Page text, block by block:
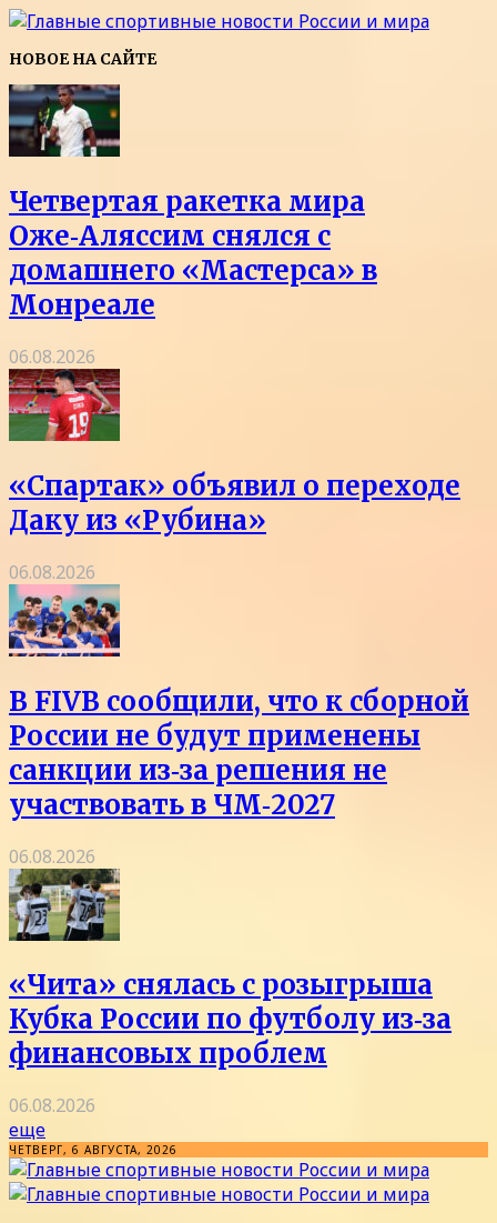
НОВОЕ НА САЙТЕ
Четвертая ракетка мира
Оже‑Аляссим снялся с
домашнего «Мастерса» в
Монреале
06.08.2026
«Спартак» объявил о переходе
Даку из «Рубина»
06.08.2026
В FIVB сообщили, что к сборной
России не будут применены
санкции из‑за решения не
участвовать в ЧМ‑2027
06.08.2026
«Чита» снялась с розыгрыша
Кубка России по футболу из‑за
финансовых проблем
06.08.2026
еще
ЧЕТВЕРГ, 6 АВГУСТА, 2026